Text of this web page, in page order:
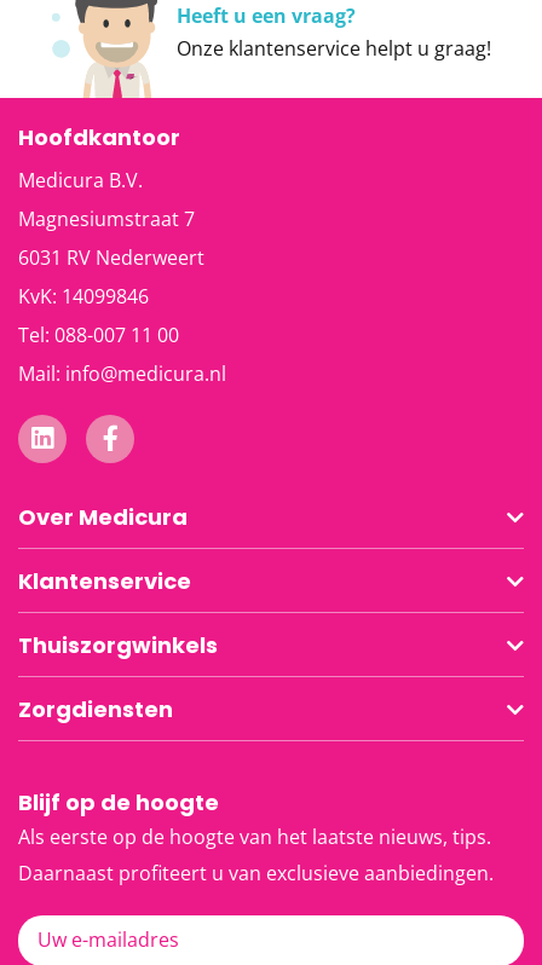
Heeft u een vraag?
Onze klantenservicehelpt u graag!
Hoofdkantoor
Medicura B.V.
Magnesiumstraat 7
6031 RV Nederweert
KvK: 14099846
Tel: 088-007 11 00
Mail: info@medicura.nl
Over Medicura
Klantenservice
Thuiszorgwinkels
Zorgdiensten
Blijf op de hoogte
Als eerste op de hoogte van het laatste nieuws, tips.
Daarnaast profiteert u van exclusieve aanbiedingen.
Uw e-mailadres